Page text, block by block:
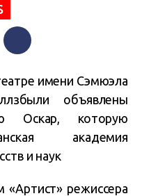
имени Сэмюэла
объявлены
Оскар, которую
академия
и наук
режиссера